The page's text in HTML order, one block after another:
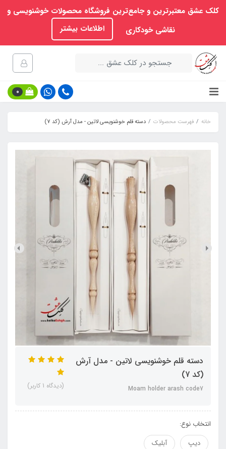
کلک عشق معتبرترین و جامع‌ترین فروشگاه محصولات خوشنویسی و
نقاشی خودکاری
اطلاعات بیشتر
0
خانه فهرست محصولات دسته قلم خوشنویسی لاتین - مدل آرش (کد 7)
دسته قلم خوشنویسی لاتین - مدل آرش
(کد 7)
Moam holder arash code7 (دیدگاه 1 کاربر)
انتخاب نوع:
دیپ
آبلیک